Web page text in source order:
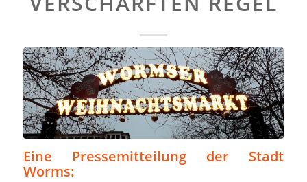
Eine Pressemitteilung der Stadt
Worms: